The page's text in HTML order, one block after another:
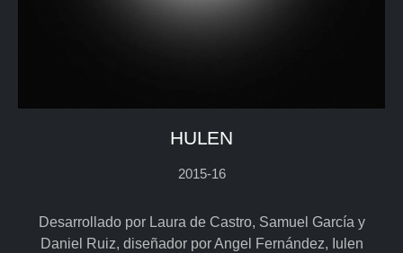
HULEN
2015-16
Desarrollado por Laura de Castro, Samuel García y
Daniel Ruiz, diseñador por Angel Fernández, Iulen